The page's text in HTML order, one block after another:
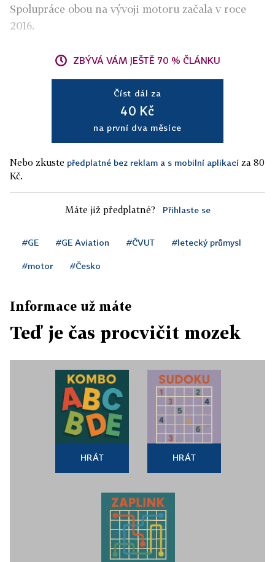
Spolupráce obou na vývoji motoru začala v roce
2016.
ZBÝVÁ VÁM JEŠTĚ 70 % ČLÁNKU
Číst dál za
40 Kč
na první dva měsíce
Nebo zkuste předplatné bez reklam a s mobilní aplikací za 80
Kč.
Máte již předplatné? Přihlaste se
#GE #GE Aviation #ČVUT #letecký průmysl
#motor #Česko
Informace už máte
Teď je čas procvičit mozek
HRÁT HRÁT